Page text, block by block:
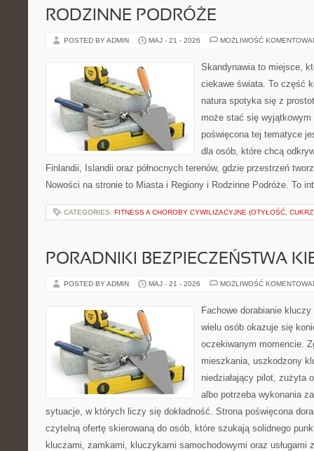
RODZINNE PODRÓŻE
POSTED BY ADMIN MAJ - 21 - 2026 MOŻLIWOŚĆ
Skandynawia to miejsce,
ciekawe świata. To część
natura spotyka się z
może stać się
poświęcona tej tematyce
dla osób, które chcą
Finlandii, Islandii oraz północnych terenów, gdzie przestrzeń
Nowości na stronie to Miasta i Regiony i Rodzinne Podróże. To
CATEGORIES: FITNESS A CHOROBY CYWILIZACYJNE (OTYŁOŚĆ,
PORADNIKI BEZPIECZEŃSTWA
POSTED BY ADMIN MAJ - 21 - 2026 MOŻLIWOŚĆ
Fachowe dorabianie
wielu osób okazuje się
oczekiwanym momencie.
mieszkania, uszkodzony
niedziałający pilot, zużyta
albo potrzeba wykonania
sytuacje, w których liczy się dokładność. Strona poświęcona
czytelną ofertę skierowaną do osób, które szukają solidnego
kluczami, zamkami, kluczykami samochodowymi oraz usługami